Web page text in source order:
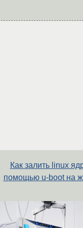
Как залить linux
помощью u-boot на